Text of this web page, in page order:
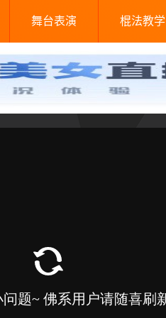
舞台表演 棍法教学